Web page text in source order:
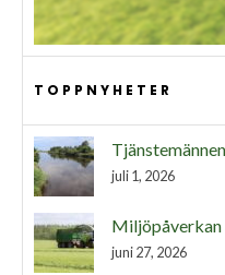
TOPPNYHETER
juli 1, 2026
Miljöpåverkan
juni 27, 2026